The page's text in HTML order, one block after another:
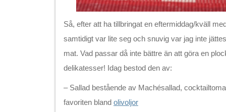
Så, efter att ha tillbringat en eftermiddag/kväll
samtidigt var lite seg och snuvig var jag inte
mat. Vad passar då inte bättre än att göra en
delikatesser! Idag bestod den av:
– Sallad bestående av Machésallad,
favoriten bland olivoljor